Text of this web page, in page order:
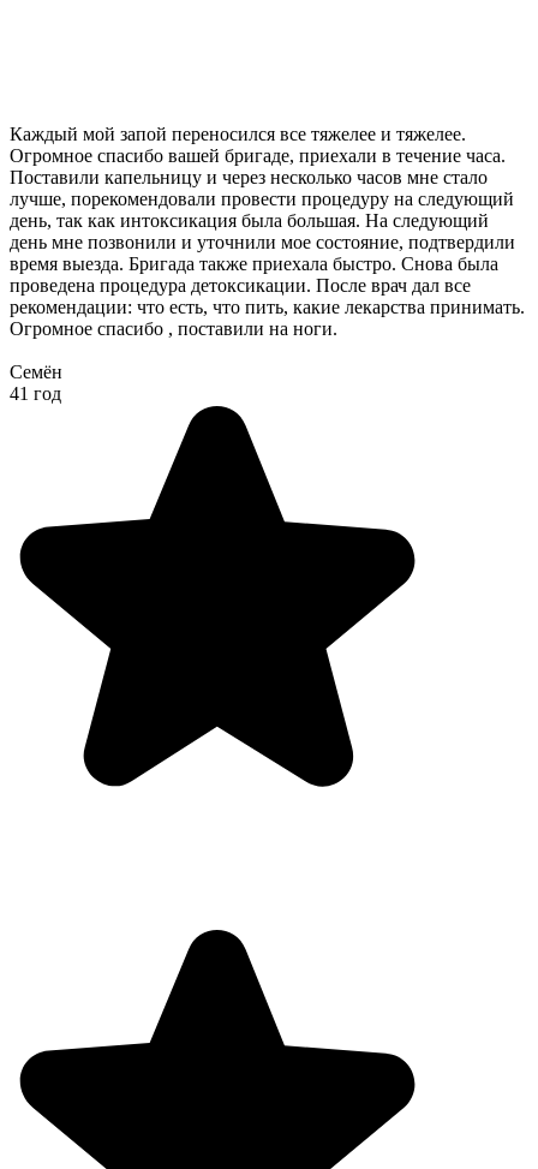
Каждый мой запой переносился все тяжелее и тяжелее.
Огромное спасибо вашей бригаде, приехали в течение часа.
Поставили капельницу и через несколько часов мне стало
лучше, порекомендовали провести процедуру на следующий
день, так как интоксикация была большая. На следующий
день мне позвонили и уточнили мое состояние, подтвердили
время выезда. Бригада также приехала быстро. Снова была
проведена процедура детоксикации. После врач дал все
рекомендации: что есть, что пить, какие лекарства принимать.
Огромное спасибо , поставили на ноги.
Семён
41 год